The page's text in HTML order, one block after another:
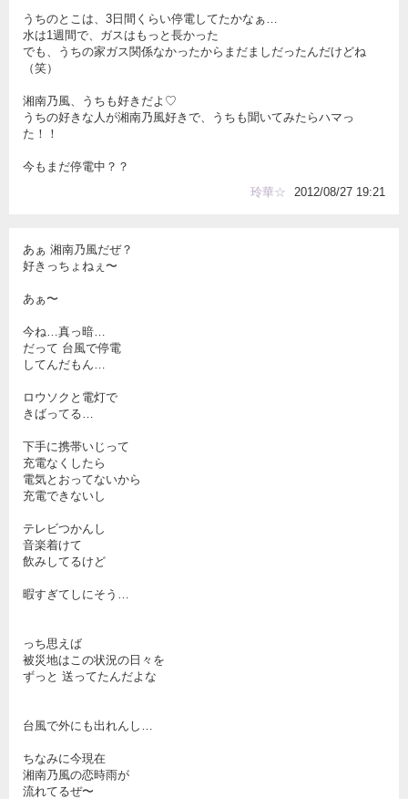
うちのとこは、3日間くらい停電してたかなぁ…
水は1週間で、ガスはもっと長かった
でも、うちの家ガス関係なかったからまだましだったんだけどね
（笑）
湘南乃風、うちも好きだよ♡
うちの好きな人が湘南乃風好きで、うちも聞いてみたらハマっ
た！！
今もまだ停電中？？
玲華☆
2012/08/27 19:21
あぁ 湘南乃風だぜ？
好きっちょねぇ〜
あぁ〜
今ね…真っ暗…
だって 台風で停電
してんだもん…
ロウソクと電灯で
きばってる…
下手に携帯いじって
充電なくしたら
電気とおってないから
充電できないし
テレビつかんし
音楽着けて
飲みしてるけど
暇すぎてしにそう…
っち思えば
被災地はこの状況の日々を
ずっと 送ってたんだよな
台風で外にも出れんし…
ちなみに今現在
湘南乃風の恋時雨が
流れてるぜ〜